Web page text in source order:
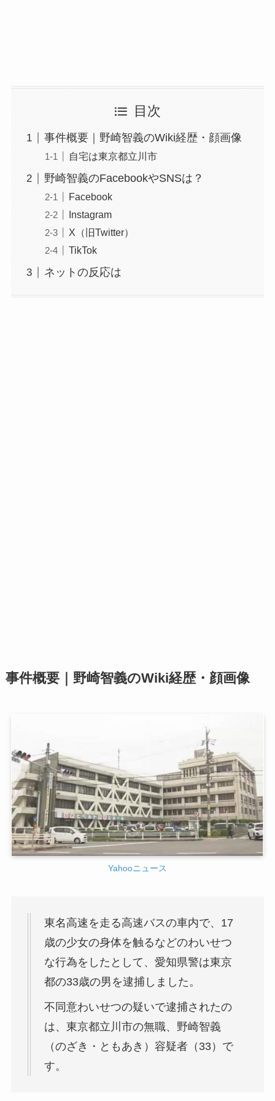
目次
事件概要｜野崎智義のWiki経歴・顔画像
自宅は東京都立川市
野崎智義のFacebookやSNSは？
Facebook
Instagram
X（旧Twitter）
TikTok
ネットの反応は
事件概要｜野崎智義のWiki経歴・顔画像
Yahooニュース
東名高速を走る高速バスの車内で、17
歳の少女の身体を触るなどのわいせつ
な行為をしたとして、愛知県警は東京
都の33歳の男を逮捕しました。
不同意わいせつの疑いで逮捕されたの
は、東京都立川市の無職、野崎智義
（のざき・ともあき）容疑者（33）で
す。